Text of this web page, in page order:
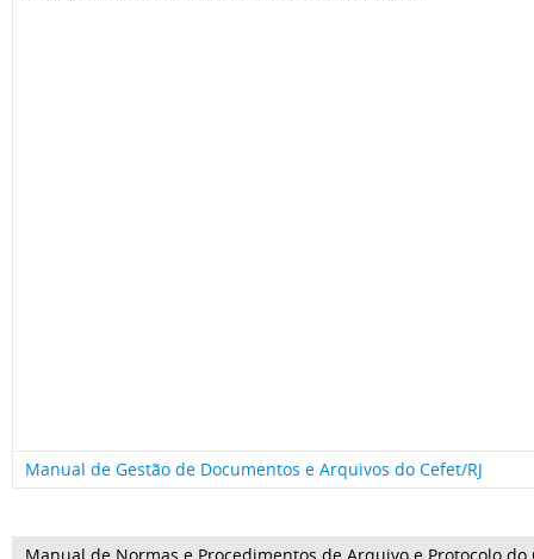
Manual de Gestão de Documentos e Arquivos do Cefet/RJ